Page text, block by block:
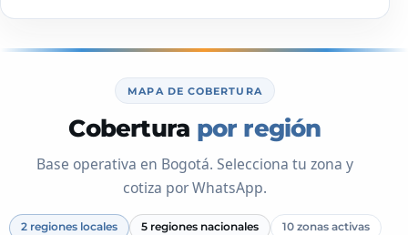
MAPA DE COBERTURA
Cobertura por región
Base operativa en Bogotá. Selecciona tu zona y
cotiza por WhatsApp.
2 regiones locales 5 regiones nacionales 10 zonas activas